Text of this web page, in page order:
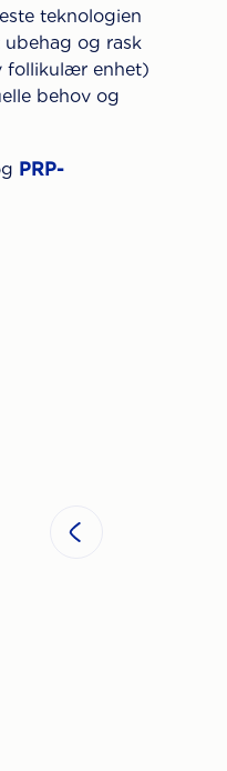
teknologien
og rask
follikulær enhet)
behov og
PRP-